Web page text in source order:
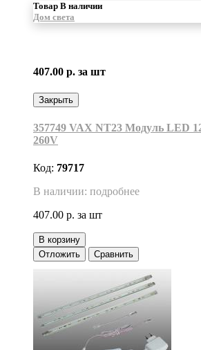
Товар В наличии
Дом света
407.00 р. за шт
Закрыть
357749 VAX NT23 Модуль LED
260V
Код: 79717
В наличии: подробнее
407.00 р. за шт
В корзину
Отложить
Сравнить